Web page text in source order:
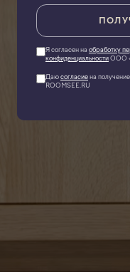
Я согласен на обработку
конфиденциальностиООО
Даюсогласиена
ROOMSEE.RU